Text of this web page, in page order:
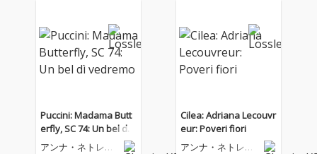
Puccini: Madama Butt
erfly, SC 74: Un bel dì v
edremo
アンナ・ネトレプ
Cilea: Adriana Lecouvr
eur: Poveri fiori
アンナ・ネトレプ